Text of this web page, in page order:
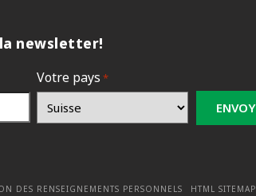
newsletter!
Votre pays *
DES RENSEIGNEMENTS PERSONNELS HTML SITEMAP